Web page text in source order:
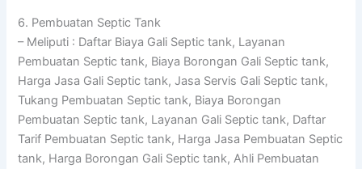
6. Pembuatan Septic Tank
– Meliputi : Daftar Biaya Gali Septic tank, Layanan
Pembuatan Septic tank, Biaya Borongan Gali Septic tank,
Harga Jasa Gali Septic tank, Jasa Servis Gali Septic tank,
Tukang Pembuatan Septic tank, Biaya Borongan
Pembuatan Septic tank, Layanan Gali Septic tank, Daftar
Tarif Pembuatan Septic tank, Harga Jasa Pembuatan Septic
tank, Harga Borongan Gali Septic tank, Ahli Pembuatan